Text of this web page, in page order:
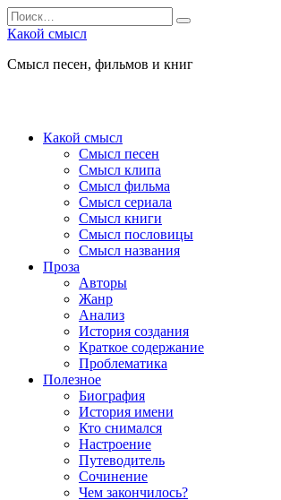
Перейти
к
Search
for:
Какой смысл
Смысл песен, фильмов и книг
Какой смысл
Смысл песен
Смысл клипа
Смысл фильма
Смысл сериала
Смысл книги
Смысл пословицы
Смысл названия
Проза
Авторы
Жанр
Анализ
История создания
Краткое содержание
Проблематика
Полезное
Биография
История имени
Кто снимался
Настроение
Путеводитель
Сочинение
Чем закончилось?